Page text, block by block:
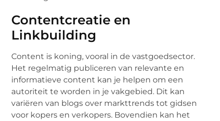
Contentcreatie en
Linkbuilding
Content is koning, vooral in de vastgoedsector.
Het regelmatig publiceren van relevante en
informatieve content kan je helpen om een
autoriteit te worden in je vakgebied. Dit kan
variëren van blogs over markttrends tot gidsen
voor kopers en verkopers. Bovendien kan het